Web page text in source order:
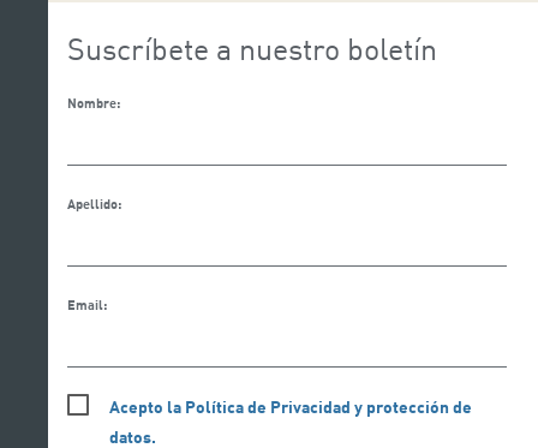
Suscríbete a nuestro boletín
Nombre:
Apellido:
Email:
Acepto la Política de Privacidad y protección de
datos.